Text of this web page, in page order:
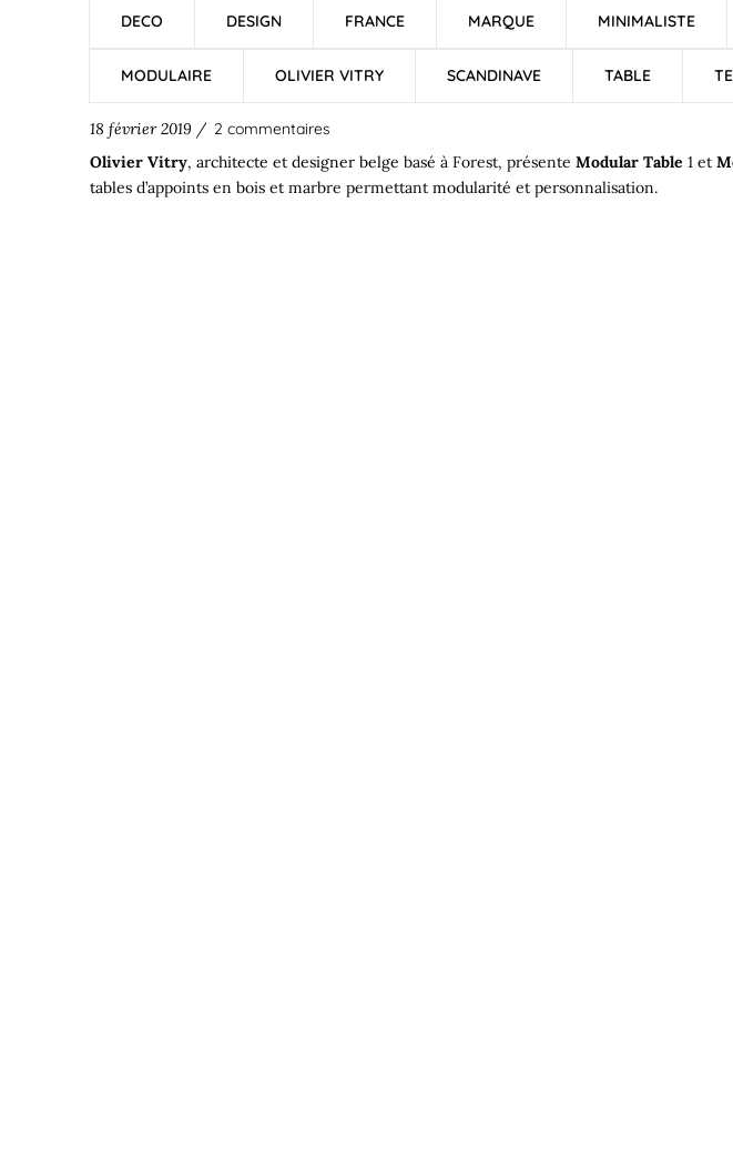
DECO DESIGN FRANCE MARQUE MINIMALISTE
MODULAIRE OLIVIER VITRY SCANDINAVE TABLE
18 février 2019 / 2 commentaires
Olivier Vitry, architecte et designer belge basé à Forest, présente Modular Table 1 et
tablesd’appoints en bois et marbre permettant modularité et personnalisation.